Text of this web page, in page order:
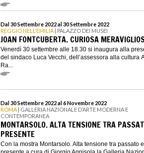
Dal 30 Settembre 2022 al 30 Settembre 2022
REGGIO NELL'EMILIA | PALAZZO DEI MUSEI
JOAN FONTCUBERTA. CURIOSA
Venerdì 30 settembre alle 18.30 si inaugura alla
del sindaco Luca Vecchi, dell’assessora alla cultura
Ra...
Dal 30 Settembre 2022 al 6 Novembre 2022
ROMA | GALLERIA NAZIONALE D’ARTE MODERNA E
CONTEMPORANEA
MONTARSOLO. ALTA TENSIONE TRA
PRESENTE
Con la mostra Montarsolo. Alta tensione tra passato e